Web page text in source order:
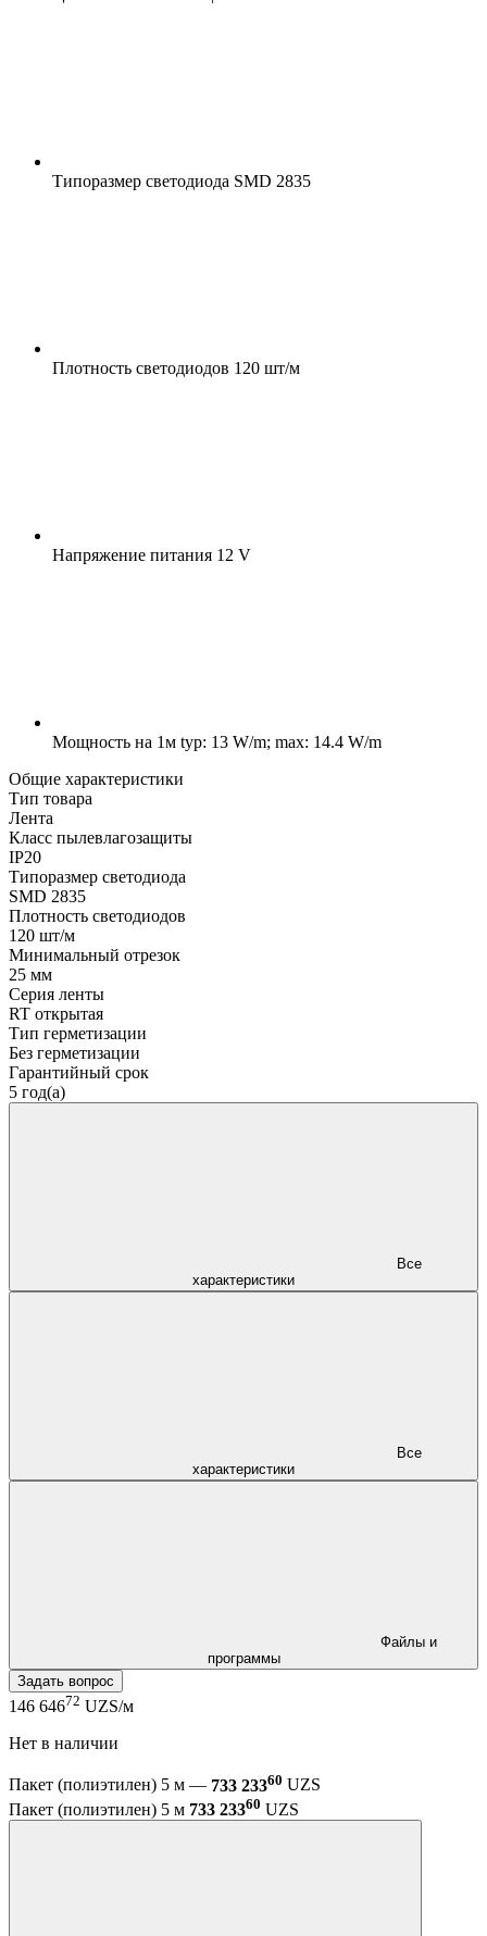
Типоразмер светодиода SMD 2835
Плотность светодиодов 120 шт/м
Напряжение питания 12 V
Мощность на 1м typ: 13 W/m; max: 14.4 W/m
Общие характеристики
Тип товара
Лента
Класс пылевлагозащиты
IP20
Типоразмер светодиода
SMD 2835
Плотность светодиодов
120 шт/м
Минимальный отрезок
25 мм
Серия ленты
RT открытая
Тип герметизации
Без герметизации
Гарантийный срок
5 год(а)
характеристики
характеристики
программы
Задать вопрос
146 64672 UZS/м
Нет в наличии
Пакет (полиэтилен) 5 м — 733 23360 UZS
Пакет (полиэтилен) 5 м 733 23360 UZS